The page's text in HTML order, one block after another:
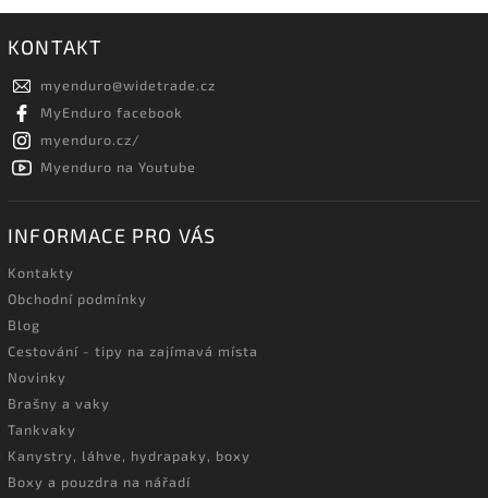
KONTAKT
myenduro@widetrade.cz
MyEnduro facebook
myenduro.cz/
Myenduro na Youtube
INFORMACE PRO VÁS
Kontakty
Obchodní podmínky
Blog
Cestování - tipy na zajímavá místa
Novinky
Brašny a vaky
Tankvaky
Kanystry, láhve, hydrapaky, boxy
Boxy a pouzdra na nářadí